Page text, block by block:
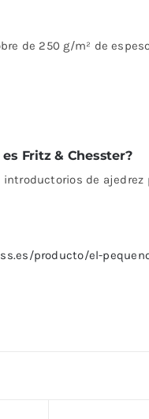
de 250 g/m² de
es Fritz & Chesster?
de ajedrez
producto/el-